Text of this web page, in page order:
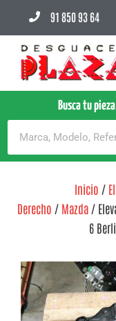
91 850 93 64
Busca tu
Inicio /
Derecho / Mazda /
6